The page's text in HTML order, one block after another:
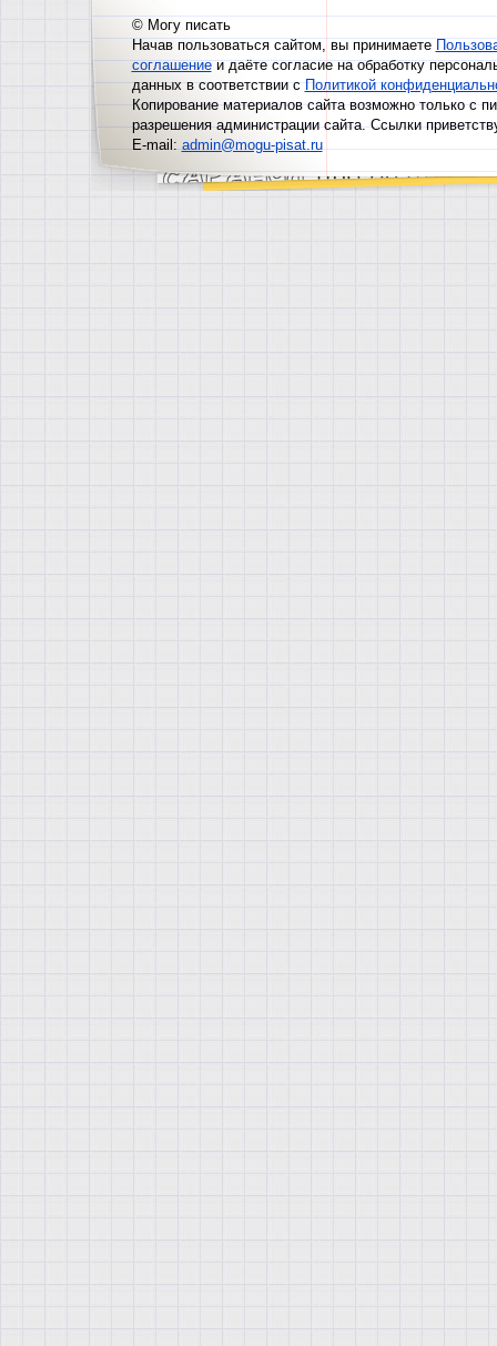
© Могу писать
Начав пользоваться сайтом, вы принимаете
соглашениеи даёте согласие на обработку
данных в соответствии сПолитикой
Копирование материалов сайта возможно только с
разрешения администрации сайта. Ссылки
E-mail:admin@mogu-pisat.ru